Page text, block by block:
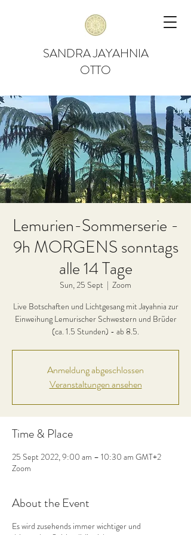
SANDRA JAYAHNIA
OTTO
Lemurien-Sommerserie -
9h MORGENS sonntags
alle 14 Tage
Sun, 25 Sept
  |
Zoom
Live Botschaften und Lichtgesang mit Jayahnia zur
Einweihung Lemurischer Schwestern und Brüder
(ca. 1.5 Stunden) - ab 8.5.
Anmeldung abgeschlossen
Veranstaltungen ansehen
Time & Place
25 Sept 2022, 9:00 am – 10:30 am GMT+2
Zoom
About the Event
Es wird zusehends immer wichtiger und